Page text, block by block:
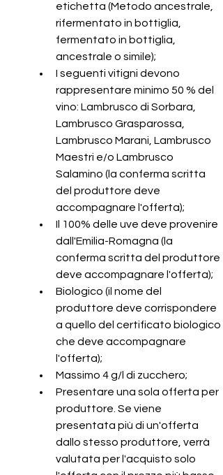
etichetta (Metodo ancestrale,
rifermentato in bottiglia,
fermentato in bottiglia,
ancestrale o simile);
I seguenti vitigni devono
rappresentare minimo 50 % del
vino: Lambrusco di Sorbara,
Lambrusco Grasparossa,
Lambrusco Marani, Lambrusco
Maestri e/o Lambrusco
Salamino (la conferma scritta
del produttore deve
accompagnare l'offerta);
Il 100% delle uve deve provenire
dall'Emilia-Romagna (la
conferma scritta del produttore
deve accompagnare l'offerta);
Biologico (il nome del
produttore deve corrispondere
a quello del certificato biologico
che deve accompagnare
l'offerta);
Massimo 4 g/l di zucchero;
Presentare una sola offerta per
produttore. Se viene
presentata più di un'offerta
dallo stesso produttore, verrà
valutata per l'acquisto solo